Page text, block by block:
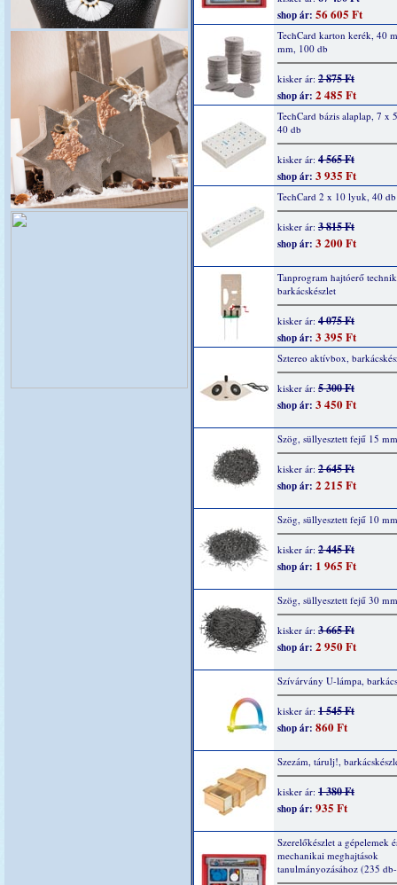
shop ár: 56 605 Ft
TechCard karton kerék, 40
mm, 100 db
kisker ár: 2 875 Ft
shop ár: 2 485 Ft
TechCard bázis alaplap, 7 x
40 db
kisker ár: 4 565 Ft
shop ár: 3 935 Ft
TechCard 2 x 10 lyuk, 40 db
kisker ár: 3 815 Ft
shop ár: 3 200 Ft
Tanprogram hajtóerő
barkácskészlet
kisker ár: 4 075 Ft
shop ár: 3 395 Ft
Sztereo aktívbox,
kisker ár: 5 300 Ft
shop ár: 3 450 Ft
Szög, süllyesztett fejű 15
kisker ár: 2 645 Ft
shop ár: 2 215 Ft
Szög, süllyesztett fejű 10
kisker ár: 2 445 Ft
shop ár: 1 965 Ft
Szög, süllyesztett fejű 30
kisker ár: 3 665 Ft
shop ár: 2 950 Ft
Szívárvány U-lámpa,
kisker ár: 1 545 Ft
shop ár: 860 Ft
Szezám, tárulj!,
kisker ár: 1 380 Ft
shop ár: 935 Ft
Szerelőkészlet a gépelemek
mechanikai meghajtások
tanulmányozásához (235